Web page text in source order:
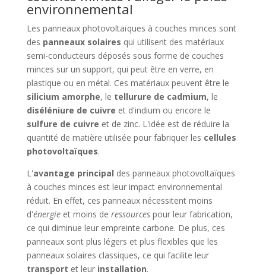
environnemental
Les panneaux photovoltaïques à couches minces sont
des panneaux solaires qui utilisent des matériaux
semi-conducteurs déposés sous forme de couches
minces sur un support, qui peut être en verre, en
plastique ou en métal. Ces matériaux peuvent être le
silicium amorphe, le tellurure de cadmium, le
diséléniure de cuivre et d'indium ou encore le
sulfure de cuivre et de zinc. L'idée est de réduire la
quantité de matière utilisée pour fabriquer les cellules
photovoltaïques.
L'avantage principal des panneaux photovoltaïques
à couches minces est leur impact environnemental
réduit. En effet, ces panneaux nécessitent moins
d'énergieet moins de ressourcespour leur fabrication,
ce qui diminue leur empreinte carbone. De plus, ces
panneaux sont plus légers et plus flexibles que les
panneaux solaires classiques, ce qui facilite leur
transport et leur installation.